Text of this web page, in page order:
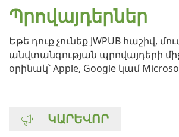
Պրովայդերներ
Եթե դուք չունեք JWPUB հաշիվ,
անվտանգության պրովայդերի
օրինակ՝ Apple, Google կամ
ԿԱՐԵՎՈՐ